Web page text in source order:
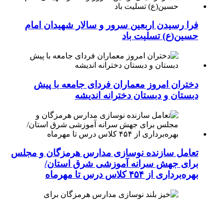
فرا رسیدن اربعین سرور و سالار شهیدان امام
حسین(ع) تسلیت باد
دختران امروز معماران فردای جامعه با پیش
دبستان و دبستان دخترانه اندیشه
تعامل سازنده نوسازی مدارس هرمزگان و مجلس
برای جهش سرانه آموزشی شرق استان/
بهره‌برداری از ۴۵۴ کلاس درس تا مهرماه